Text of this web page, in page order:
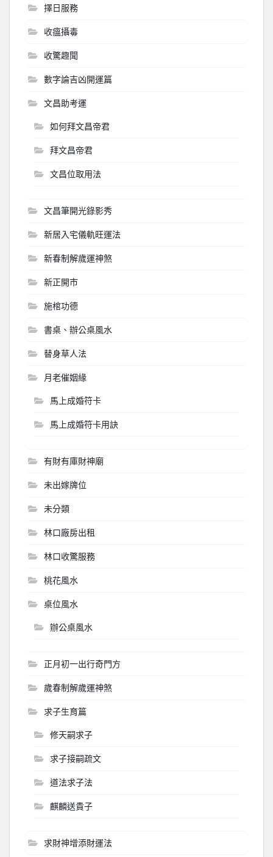
擇日服務
收瘟攝毒
收驚趣聞
數字論吉凶開運篇
文昌助考運
如何拜文昌帝君
拜文昌帝君
文昌位取用法
文昌筆開光錄影秀
新居入宅儀軌旺運法
新春制解歲運神煞
新正開市
施棺功德
書桌、辦公桌風水
替身草人法
月老催姻緣
馬上成婚符卡
馬上成婚符卡用訣
有財有庫財神廟
未出嫁牌位
未分類
林口廠房出租
林口收驚服務
桃花風水
桌位風水
辦公桌風水
正月初一出行奇門方
歲春制解歲運神煞
求子生育篇
修天嗣求子
求子接嗣疏文
道法求子法
麒麟送貴子
求財神增添財運法